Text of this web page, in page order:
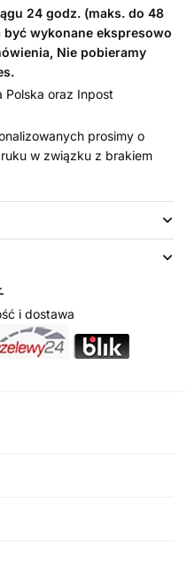
24 godz. (maks. do 48
wykonane ekspresowo
Nie pobieramy
Polska oraz Inpost
prosimy o
w związku z brakiem
i dostawa